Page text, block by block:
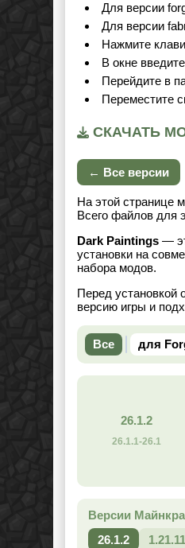
Для версии
Для версии
Нажмите
В окне
Перейдите в
Переместите
СКАЧАТЬ
← Все версии
На этой странице
Всего файлов для
Dark Paintings —
установки на
набора модов.
Перед установкой
версию игры и
Все для
26.1.2
26.1.1-26.1
Версии
26.1.2
1.21.11